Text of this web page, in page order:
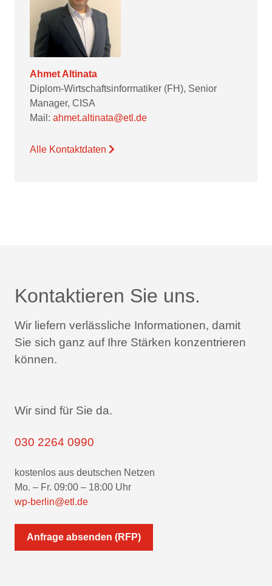
Ahmet Altinata
Diplom-Wirtschaftsinformatiker (FH), Senior
Manager, CISA
Mail: ahmet.altinata@etl.de
Alle Kontaktdaten
Kontaktieren Sie uns.
Wir liefern verlässliche Informationen, damit
Sie sich ganz auf Ihre Stärken konzentrieren
können.
Wir sind für Sie da.
030 2264 0990
kostenlos aus deutschen Netzen
Mo. – Fr. 09:00 – 18:00 Uhr
wp-berlin@etl.de
Anfrage absenden (RFP)